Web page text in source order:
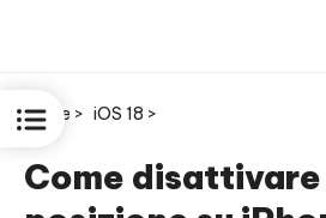
Home > iOS 18 >
Come